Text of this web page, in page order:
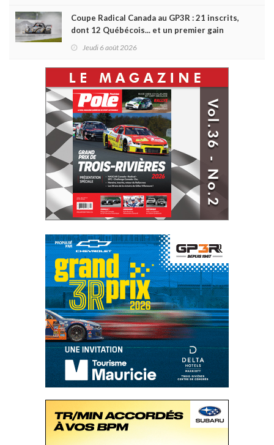
Coupe Radical Canada au GP3R : 21 inscrits,
dont 12 Québécois... et un premier gain
Jeudi 6 août 2026